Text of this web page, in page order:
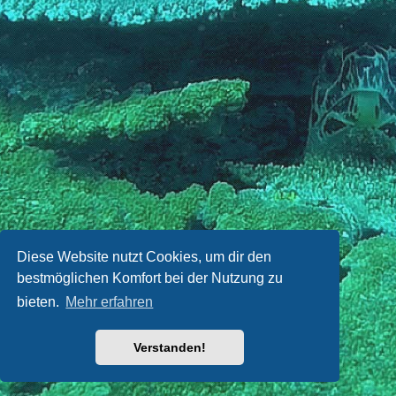
Diese Website nutzt Cookies, um dir den
bestmöglichen Komfort bei der Nutzung zu
bieten. Mehr erfahren
Verstanden!